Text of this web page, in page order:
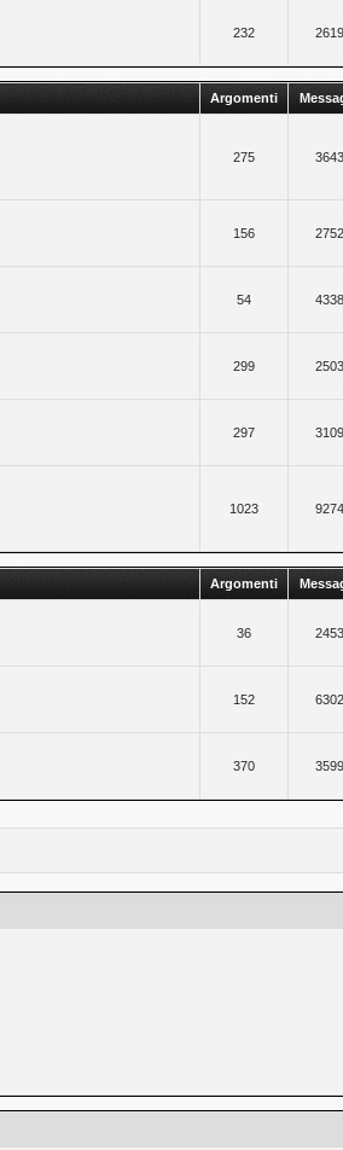
232 2619
Argomenti
275 3643
156 2752
54 4338
299 2503
297 3109
1023 9274
Argomenti
36 2453
152 6302
370 3599